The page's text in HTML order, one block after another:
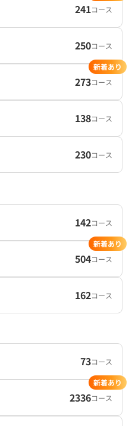
241コース
250コース
273コース
新着あり
138コース
230コース
142コース
504コース
新着あり
162コース
73コース
2336コース
新着あり